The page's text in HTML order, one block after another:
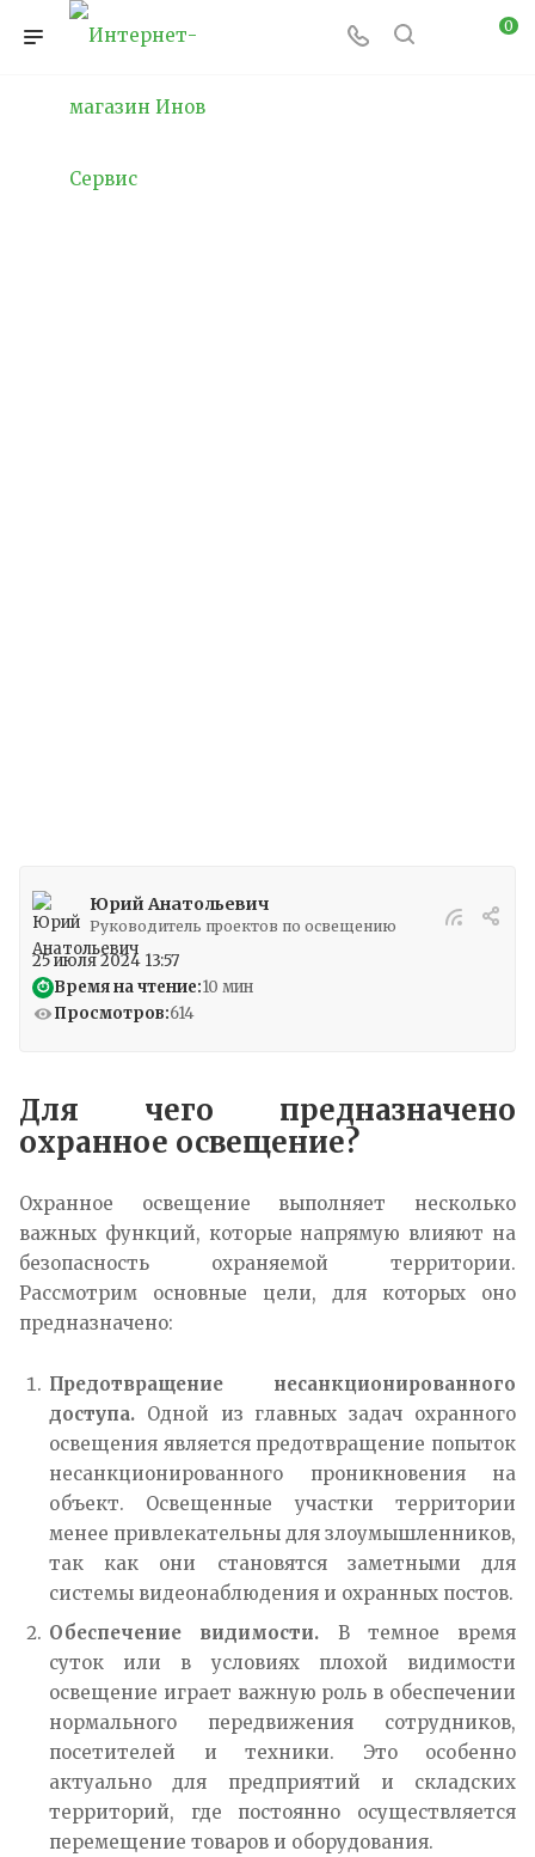
0
Юрий Анатольевич
Руководитель проектов по освещению
25 июля 2024 13:57
⏱ Время на чтение:10 мин
Просмотров:614
Для чего предназначено
охранное освещение?
Охранное освещение выполняет несколько
важных функций, которые напрямую влияют на
безопасность охраняемой территории.
Рассмотрим основные цели, для которых оно
предназначено:
Предотвращение несанкционированного
доступа. Одной из главных задач охранного
освещения является предотвращение попыток
несанкционированного проникновения на
объект. Освещенные участки территории
менее привлекательны для злоумышленников,
так как они становятся заметными для
системы видеонаблюдения и охранных постов.
Обеспечение видимости. В темное время
суток или в условиях плохой видимости
освещение играет важную роль в обеспечении
нормального передвижения сотрудников,
посетителей и техники. Это особенно
актуально для предприятий и складских
территорий, где постоянно осуществляется
перемещение товаров и оборудования.